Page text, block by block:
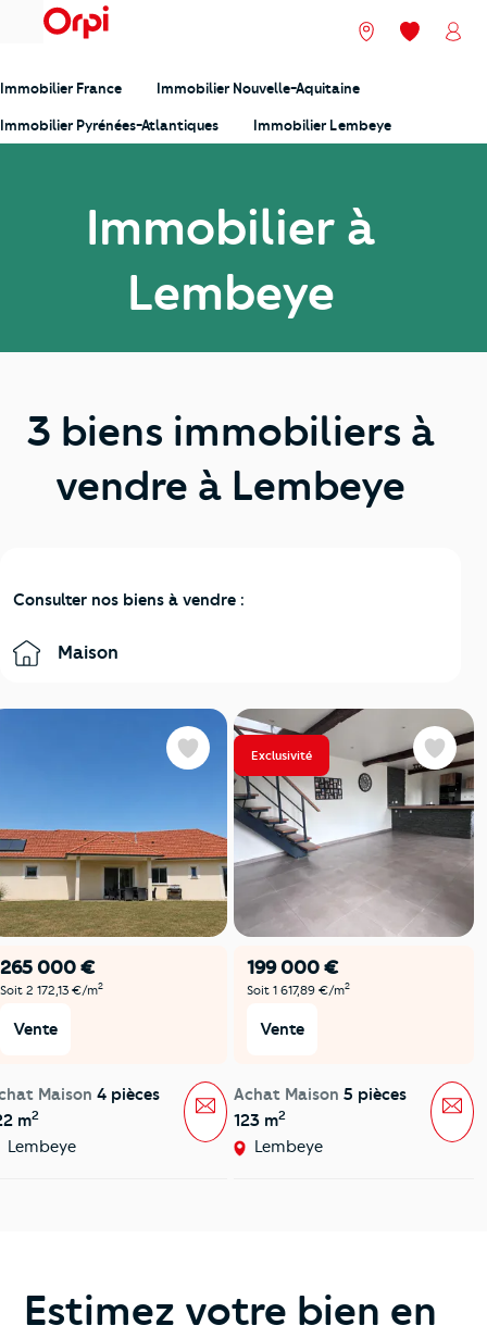
menu Nos agences
Mes
Immobilier France Immobilier Nouvelle-Aquitaine
Immobilier Pyrénées-Atlantiques Immobilier Lembeye
Immobilier à
Lembeye
3 biens immobiliers à
vendre à Lembeye
Consulter nos biens à vendre :
Maison
265 000 €
Soit 2 172,13 €/m2
Vente
Maison 4 pièces
m2
Lembeye
Favoris
Message
Exclusivité
199 000 €
Soit 1 617,89 €/m2
Vente
Achat Maison 5 pièces
123 m2
Lembeye
Favoris
Estimez votre bien en